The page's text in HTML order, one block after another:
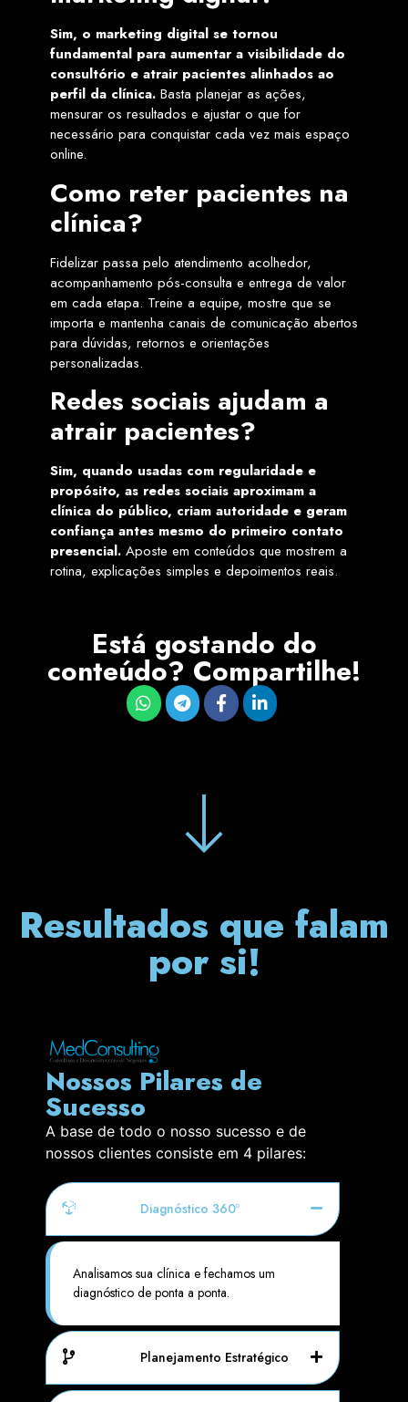
Sim, o marketing digital se tornou
fundamental para aumentar a visibilidade do
consultório e atrair pacientes alinhados ao
perfil da clínica. Basta planejar as ações,
mensurar os resultados e ajustar o que for
necessário para conquistar cada vez mais espaço
online.
Como reter pacientes na
clínica?
Fidelizar passa pelo atendimento acolhedor,
acompanhamento pós-consulta e entrega de valor
em cada etapa. Treine a equipe, mostre que se
importa e mantenha canais de comunicação abertos
para dúvidas, retornos e orientações
personalizadas.
Redes sociais ajudam a
atrair pacientes?
Sim, quando usadas com regularidade e
propósito, as redes sociais aproximam a
clínica do público, criam autoridade e geram
confiança antes mesmo do primeiro contato
presencial. Aposte em conteúdos que mostrem a
rotina, explicações simples e depoimentos reais.
Está gostando do
conteúdo? Compartilhe!
Resultados que falam
por si!
Nossos Pilares de
Sucesso
A base de todo o nosso sucesso e de
nossos clientes consiste em 4 pilares:
Diagnóstico 360º
Analisamos sua clínica e fechamos um
diagnóstico de ponta a ponta.
Planejamento Estratégico